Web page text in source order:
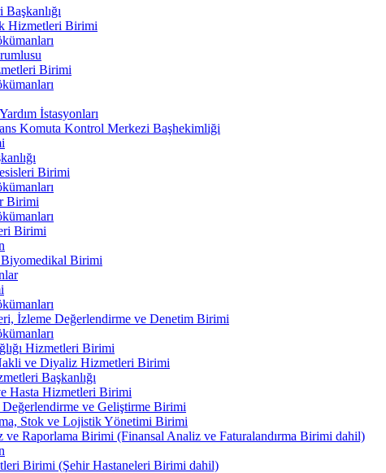
Hizmetleri Birimi
Birimi
İstasyonları
Komuta Kontrol Merkezi Başhekimliği
Birimi
Birimi
Birimi
Biyomedikal Birimi
İzleme Değerlendirme ve Denetim Birimi
Hizmetleri Birimi
ve Diyaliz Hizmetleri Birimi
Başkanlığı
Hasta Hizmetleri Birimi
Değerlendirme ve Geliştirme Birimi
Stok ve Lojistik Yönetimi Birimi
ve Raporlama Birimi (Finansal Analiz ve Faturalandırma Birimi dahil)
Birimi (Şehir Hastaneleri Birimi dahil)